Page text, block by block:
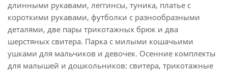
длинными рукавами, леггинсы, туника, платье с
короткими рукавами, футболки с разнообразными
деталями, две пары трикотажных брюк и два
шерстяных свитера. Парка с милыми кошачьими
ушками для мальчиков и девочек. Осенние комплекты
для малышей и дошкольников: свитера, трикотажные